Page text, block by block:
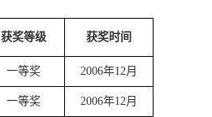
获奖等级 获奖时间
一等奖 2006年12月
一等奖 2006年12月